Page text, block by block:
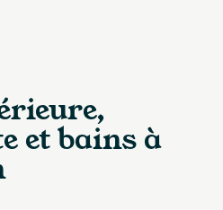
et bains à